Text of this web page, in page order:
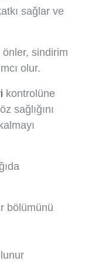
sağlar ve
önler, sindirim
olur.
kontrolüne
sağlığını
bölümünü